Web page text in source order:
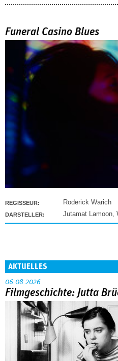
Funeral Casino Blues
REGISSEUR: Roderick Warich
DARSTELLER: Jutamat Lamoon,
AKTUELLES
06.08.2026
Filmgeschichte: Jutta